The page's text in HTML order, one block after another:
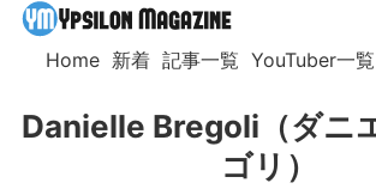
Home 新着 記事一覧 YouTuber一覧
Danielle Bregoli（ダニ
ゴリ）